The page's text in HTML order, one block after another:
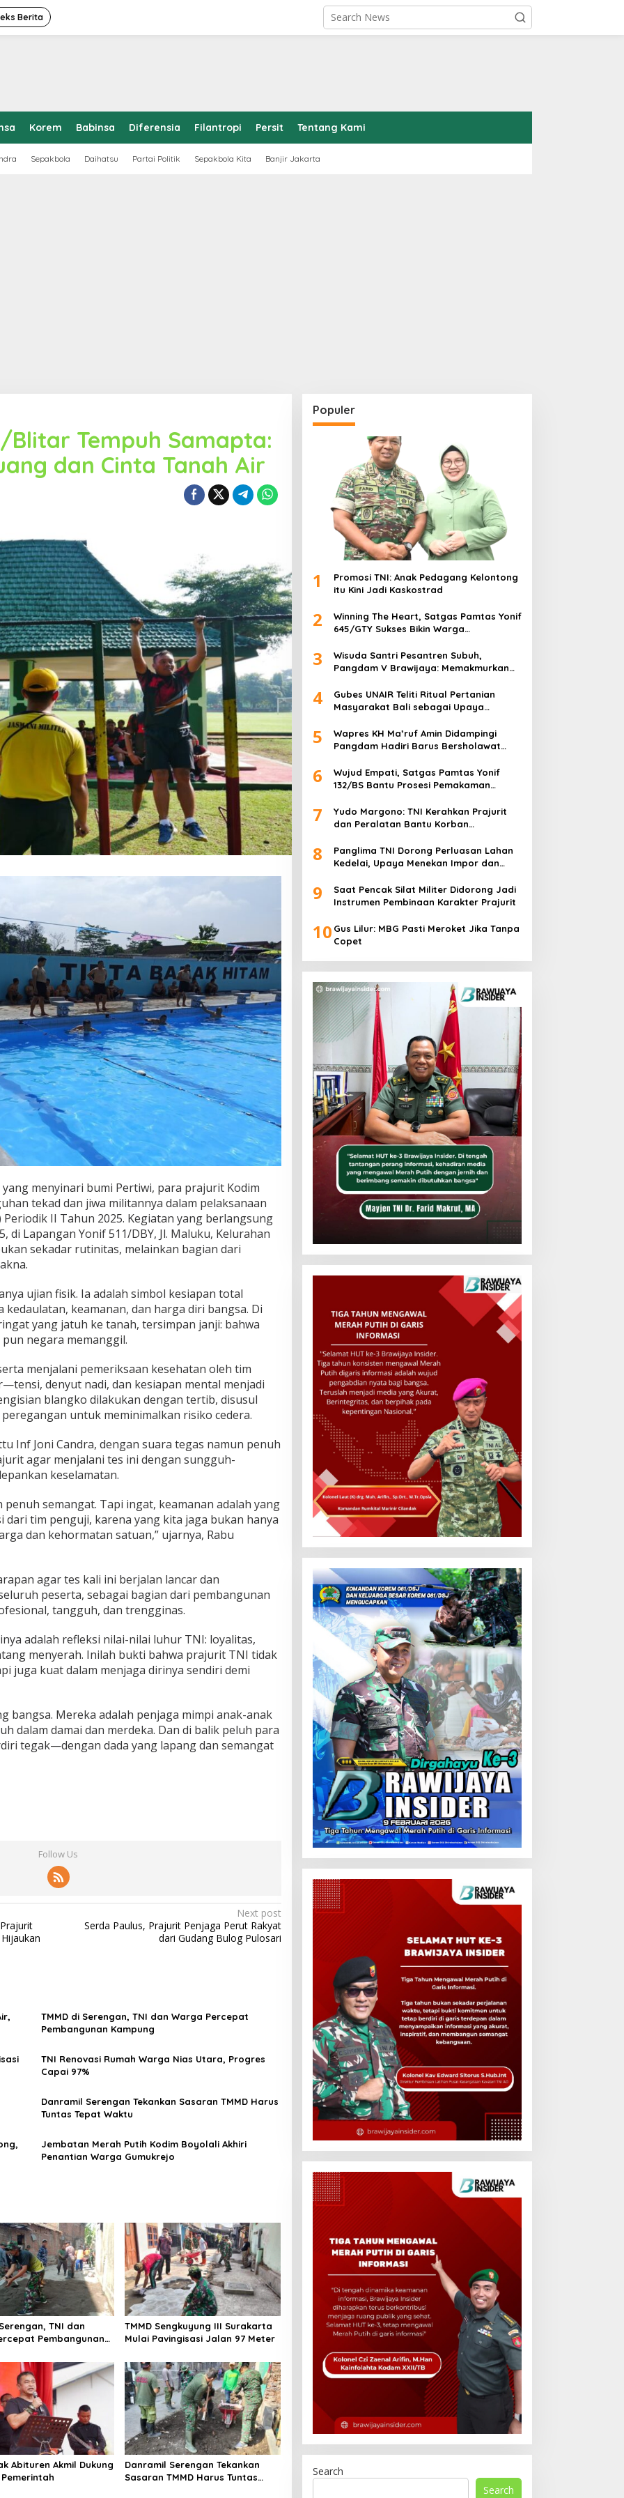
Berita
Korem Babinsa Diferensia Filantropi Persit Tentang Kami
Sepakbola Daihatsu Partai Politik Sepakbola Kita Banjir Jakarta
Blitar Tempuh Samapta:
dan Cinta Tanah Air
menyinari bumi Pertiwi, para prajurit Kodim
tekad dan jiwa militannya dalam pelaksanaan
Periodik II Tahun 2025. Kegiatan yang berlangsung
di Lapangan Yonif 511/DBY, Jl. Maluku, Kelurahan
sekadar rutinitas, melainkan bagian dari
ujian fisik. Ia adalah simbol kesiapan total
keamanan, dan harga diri bangsa. Di
yang jatuh ke tanah, tersimpan janji: bahwa
negara memanggil.
menjalani pemeriksaan kesehatan oleh tim
denyut nadi, dan kesiapan mental menjadi
blangko dilakukan dengan tertib, disusul
untuk meminimalkan risiko cedera.
Inf Joni Candra, dengan suara tegas namun penuh
agar menjalani tes ini dengan sungguh-
keselamatan.
penuh semangat. Tapi ingat, keamanan adalah yang
dari tim penguji, karena yang kita jaga bukan hanya
dan kehormatan satuan,” ujarnya, Rabu
agar tes kali ini berjalan lancar dan
peserta, sebagai bagian dari pembangunan
tangguh, dan trengginas.
adalah refleksi nilai-nilai luhur TNI: loyalitas,
menyerah. Inilah bukti bahwa prajurit TNI tidak
juga kuat dalam menjaga dirinya sendiri demi
bangsa. Mereka adalah penjaga mimpi anak-anak
dalam damai dan merdeka. Dan di balik peluh para
tegak—dengan dada yang lapang dan semangat
Follow Us
Next post
Serda Paulus, Prajurit Penjaga Perut Rakyat
dari Gudang Bulog Pulosari
TMMD di Serengan, TNI dan Warga Percepat
Pembangunan Kampung
TNI Renovasi Rumah Warga Nias Utara, Progres
Capai 97%
Danramil Serengan Tekankan Sasaran TMMD Harus
Tuntas Tepat Waktu
Jembatan Merah Putih Kodim Boyolali Akhiri
Penantian Warga Gumukrejo
TNI dan
Pembangunan
TMMD Sengkuyung III Surakarta
Mulai Pavingisasi Jalan 97 Meter
Abituren Akmil Dukung
Danramil Serengan Tekankan
Sasaran TMMD Harus Tuntas
Populer
1
Promosi TNI: Anak Pedagang Kelontong
itu Kini Jadi Kaskostrad
2
Winning The Heart, Satgas Pamtas Yonif
645/GTY Sukses Bikin Warga
3
Wisuda Santri Pesantren Subuh,
Pangdam V Brawijaya: Memakmurkan
4
Gubes UNAIR Teliti Ritual Pertanian
Masyarakat Bali sebagai Upaya
5
Wapres KH Ma’ruf Amin Didampingi
Pangdam Hadiri Barus Bersholawat
6
Wujud Empati, Satgas Pamtas Yonif
132/BS Bantu Prosesi Pemakaman
7
Yudo Margono: TNI Kerahkan Prajurit
dan Peralatan Bantu Korban
8
Panglima TNI Dorong Perluasan Lahan
Kedelai, Upaya Menekan Impor dan
9
Saat Pencak Silat Militer Didorong Jadi
Instrumen Pembinaan Karakter Prajurit
10 Gus Lilur: MBG Pasti Meroket Jika Tanpa
Copet
Search
Search